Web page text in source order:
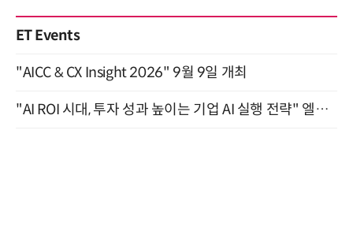
ET Events
"AICC & CX Insight 2026" 9월 9일 개최
"AI ROI 시대, 투자 성과 높이는 기업 AI 실행 전략" 엘타워 6층 (9월 18일)